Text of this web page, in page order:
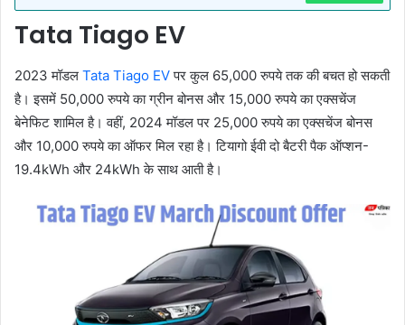
Tata Tiago EV
2023 मॉडल Tata Tiago EVपर कुल 65,000 रुपये तक की बचत हो सकती
है। इसमें 50,000 रुपये का ग्रीन बोनस और 15,000 रुपये का एक्सचेंज
बेनेफिट शामिल है। वहीं, 2024 मॉडल पर 25,000 रुपये का एक्सचेंज बोनस
और 10,000 रुपये का ऑफर मिल रहा है। टियागो ईवी दो बैटरी पैक ऑप्शन-
19.4kWh और 24kWh के साथ आती है।